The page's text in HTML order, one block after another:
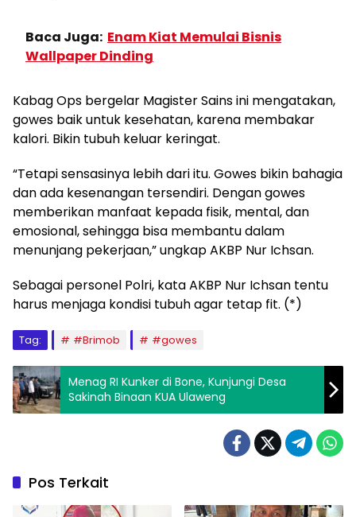
Baca Juga: Enam Kiat Memulai Bisnis
Wallpaper Dinding
Kabag Ops bergelar Magister Sains ini mengatakan,
gowes baik untuk kesehatan, karena membakar
kalori. Bikin tubuh keluar keringat.
“Tetapi sensasinya lebih dari itu. Gowes bikin bahagia
dan ada kesenangan tersendiri. Dengan gowes
memberikan manfaat kepada fisik, mental, dan
emosional, sehingga bisa membantu dalam
menunjang pekerjaan,” ungkap AKBP Nur Ichsan.
Sebagai personel Polri, kata AKBP Nur Ichsan tentu
harus menjaga kondisi tubuh agar tetap fit. (*)
Tag: #Brimob #gowes
Menag RI Kunker di Bone, Kunjungi Desa
Sakinah Binaan KUA Ulaweng
Pos Terkait